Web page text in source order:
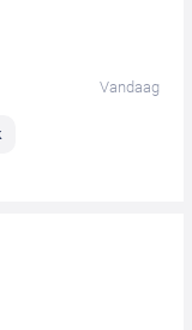
Vandaag